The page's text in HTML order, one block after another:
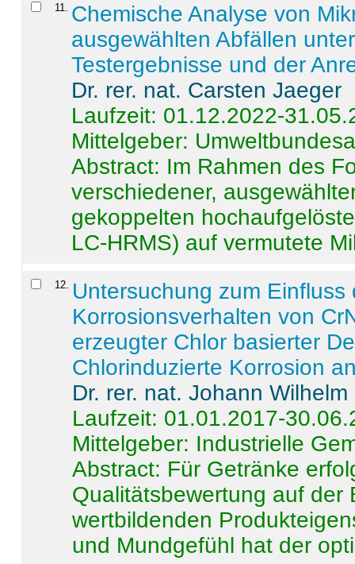
11
Chemische Analyse von
ausgewählten Abfällen
Testergebnisse und der
Dr. rer. nat. Carsten Jaeger
Laufzeit: 01.12.2022-
Mittelgeber:
Abstract: Im Rahmen des
verschiedener,
gekoppelten
LC-HRMS) auf vermutete
12
Untersuchung zum
Korrosionsverhalten von
erzeugter Chlor basierter
Chlorinduzierte Korrosion
Dr. rer. nat. Johann
Laufzeit: 01.01.2017-
Mittelgeber: Industrielle
Abstract: Für Getränke
Qualitätsbewertung auf der
wertbildenden
und Mundgefühl hat der